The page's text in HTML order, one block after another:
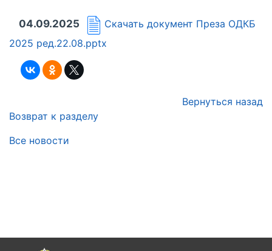
04.09.2025 Скачать документ Преза ОДКБ
2025 ред.22.08.pptx
Вернуться назад
Возврат к разделу
Все новости